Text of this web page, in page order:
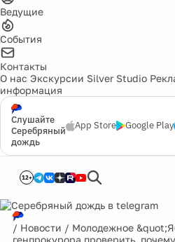
Ведущие
События
Контакты
О нас Экскурсии Silver Studio
информация
Слушайте
Серебряный
дождь
App Store Google Play
12+
/ Новости / Молодежное
генпрокурора проверить,